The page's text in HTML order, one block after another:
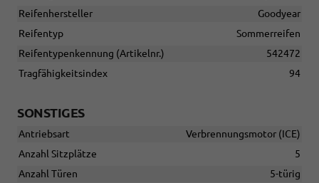
Reifenhersteller
Goodyear
Reifentyp
Sommerreifen
Reifentypenkennung (Artikelnr.)
542472
Tragfähigkeitsindex
94
SONSTIGES
Antriebsart
Verbrennungsmotor (ICE)
Anzahl Sitzplätze
5
Anzahl Türen
5-türig